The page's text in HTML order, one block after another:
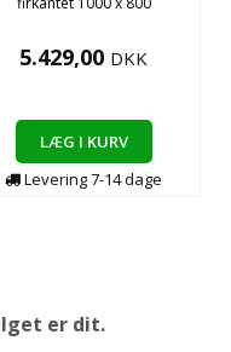
5.429,00 DKK
LÆG I KURV
Levering7-14dage
er dit.